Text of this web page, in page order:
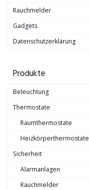
Rauchmelder
Gadgets
Datenschutzerklärung
Produkte
Beleuchtung
Thermostate
Raumthermostate
Heizkörperthermostate
Sicherheit
Alarmanlagen
Rauchmelder